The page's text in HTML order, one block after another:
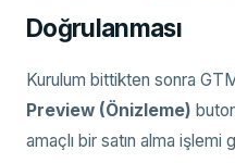
Doğrulanması
Kurulum bittikten sonra
Preview (Önizleme)
amaçlı bir satın alma işlemi